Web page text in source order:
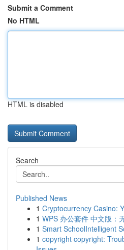
Submit a Comment
No HTML
HTML is disabled
Search
Published News
1 Cryptocurrency Casino:
1 WPS 办公套件 中文版：
1 Smart SchoolIntelligent
1 copyright copyright: